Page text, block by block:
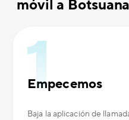
móvil a Botsuana
Empecemos
Baja la aplicación de